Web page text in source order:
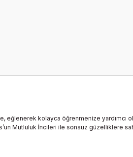
eğlenerek kolayca öğrenmenize yardımcı
Mutluluk İncileri ile sonsuz güzelliklere